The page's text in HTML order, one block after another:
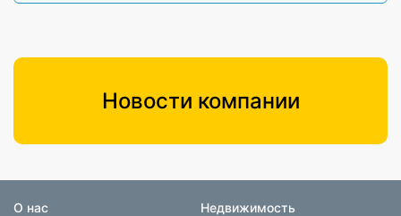
Новости компании
О нас Недвижимость